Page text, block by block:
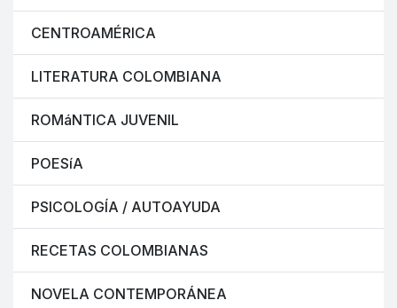
CENTROAMÉRICA
LITERATURA COLOMBIANA
ROMáNTICA JUVENIL
POESíA
PSICOLOGÍA / AUTOAYUDA
RECETAS COLOMBIANAS
NOVELA CONTEMPORÁNEA